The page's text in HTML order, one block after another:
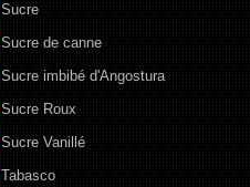
Sucre
Sucre de canne
Sucre imbibé d'Angostura
Sucre Roux
Sucre Vanillé
Tabasco